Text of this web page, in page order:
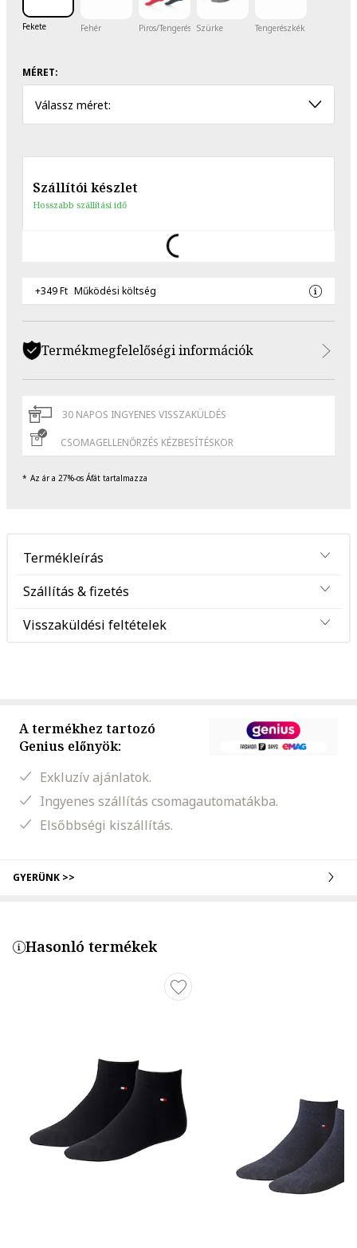
Fekete Fehér Piros/TengerészkékSzürke Tengerészkék
MÉRET:
Válassz méret:
Szállítói készlet
Hosszabb szállítási idő
+349 Ft Működési költség
Termékmegfelelőségi információk
30 NAPOS INGYENES VISSZAKÜLDÉS
CSOMAGELLENŐRZÉS KÉZBESÍTÉSKOR
Az ár a 27%-os Áfát tartalmazza
Termékleírás
Szállítás & fizetés
Visszaküldési feltételek
A termékhez tartozó
Genius előnyök:
Exkluzív ajánlatok.
Ingyenes szállítás csomagautomatákba.
Elsőbbségi kiszállítás.
GYERÜNK >>
Hasonló termékek